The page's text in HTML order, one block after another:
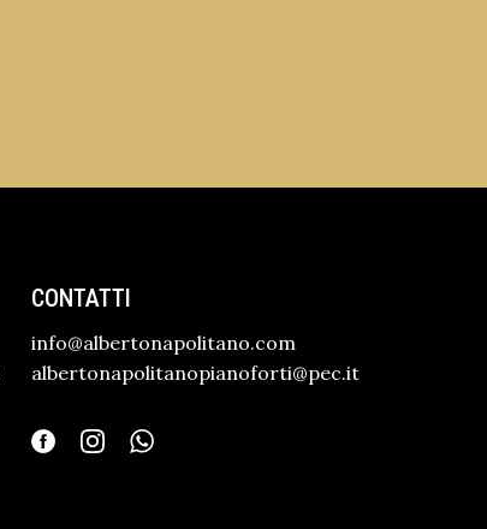
CONTATTI
info@albertonapolitano.com
albertonapolitanopianoforti@pec.it